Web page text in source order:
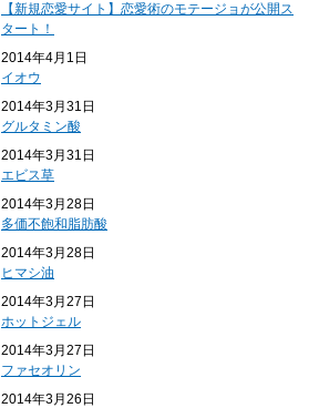
【新規恋愛サイト】恋愛術のモテージョが公開ス
タート！
2014年4月1日
イオウ
2014年3月31日
グルタミン酸
2014年3月31日
エビス草
2014年3月28日
多価不飽和脂肪酸
2014年3月28日
ヒマシ油
2014年3月27日
ホットジェル
2014年3月27日
ファセオリン
2014年3月26日